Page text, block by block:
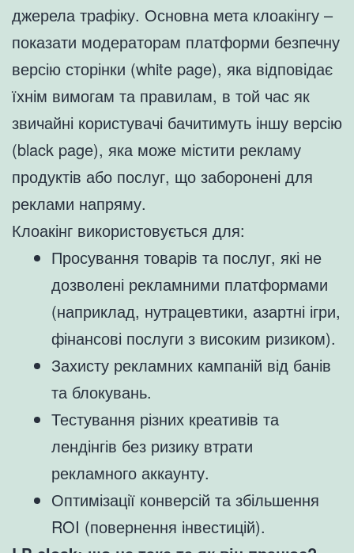
джерела трафіку. Основна мета клоакінгу –
показати модераторам платформи безпечну
версію сторінки (white page), яка відповідає
їхнім вимогам та правилам, в той час як
звичайні користувачі бачитимуть іншу версію
(black page), яка може містити рекламу
продуктів або послуг, що заборонені для
реклами напряму.
Клоакінг використовується для:
Просування товарів та послуг, які не
дозволені рекламними платформами
(наприклад, нутрацевтики, азартні ігри,
фінансові послуги з високим ризиком).
Захисту рекламних кампаній від банів
та блокувань.
Тестування різних креативів та
лендінгів без ризику втрати
рекламного аккаунту.
Оптимізації конверсій та збільшення
ROI (повернення інвестицій).